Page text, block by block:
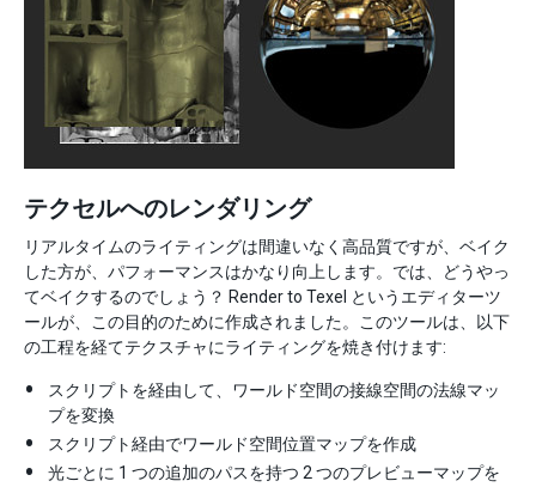
テクセルへのレンダリング
リアルタイムのライティングは間違いなく高品質ですが、ベイク
した方が、パフォーマンスはかなり向上します。では、どうやっ
てベイクするのでしょう？ Render to Texel というエディターツ
ールが、この目的のために作成されました。このツールは、以下
の工程を経てテクスチャにライティングを焼き付けます:
スクリプトを経由して、ワールド空間の接線空間の法線マッ
プを変換
スクリプト経由でワールド空間位置マップを作成
光ごとに 1 つの追加のパスを持つ 2 つのプレビューマップを